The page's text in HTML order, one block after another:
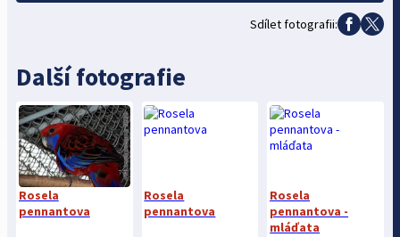
Sdílet fotografii:
Další fotografie
Rosela
pennantova
Rosela
pennantova
Rosela
pennantova -
mláďata